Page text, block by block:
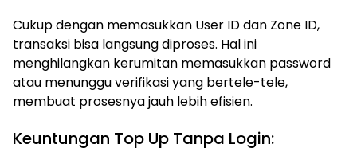
Cukup dengan memasukkan User ID dan Zone ID,
transaksi bisa langsung diproses. Hal ini
menghilangkan kerumitan memasukkan password
atau menunggu verifikasi yang bertele-tele,
membuat prosesnya jauh lebih efisien.
Keuntungan Top Up Tanpa Login: